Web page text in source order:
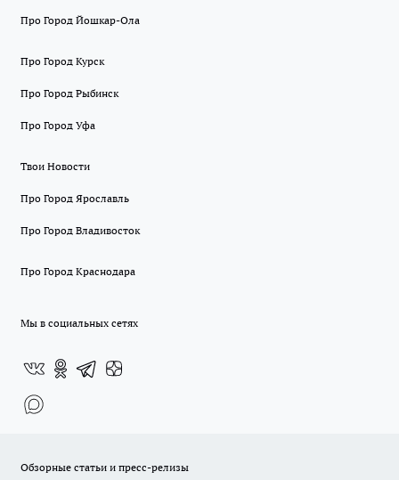
Про Город Йошкар-Ола
Про Город Курск
Про Город Рыбинск
Про Город Уфа
Твои Новости
Про Город Ярославль
Про Город Владивосток
Про Город Краснодара
Мы в социальных сетях
Обзорные статьи и пресс-релизы